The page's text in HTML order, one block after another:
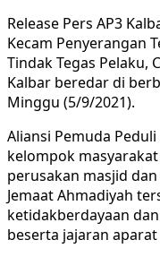
Release Pers AP3
Kecam Penyerangan
Tindak Tegas Pelaku,
Kalbar beredar di
Minggu (5/9/2021).
Aliansi Pemuda
kelompok
perusakan masjid
Jemaat Ahmadiyah
ketidakberdayaan
beserta jajaran